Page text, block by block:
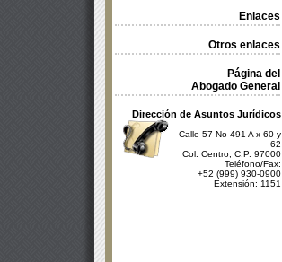
Enlaces
Otros enlaces
Página del
Abogado General
Dirección de Asuntos Jurídicos
Calle 57 No 491 A x 60 y
62
Col. Centro, C.P. 97000
Teléfono/Fax:
+52 (999) 930-0900
Extensión: 1151